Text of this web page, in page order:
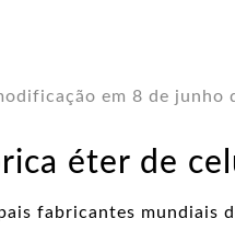
em 8 de junho
éter de
fabricantes mundiais